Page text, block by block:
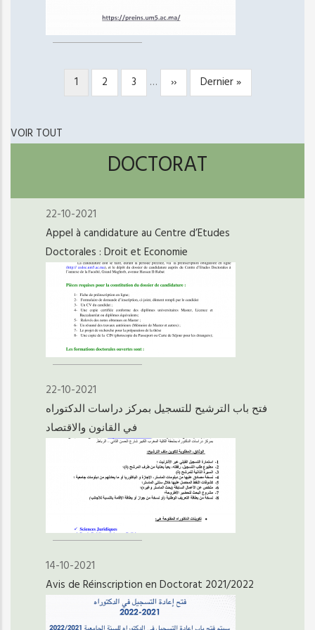
PAGINATIONPage
courante
1 Page
2 Page
3 …
Page
suivante
››
Dernière
page
Dernier »
VOIR TOUT
DOCTORAT
22-10-2021
Appel à candidature au Centre d’Etudes
Doctorales : Droit et Economie
22-10-2021
فتح باب الترشيح للتسجيل بمركز دراسات الدكتوراه
في القانون والاقتصاد
14-10-2021
Avis de Réinscription en Doctorat 2021/2022